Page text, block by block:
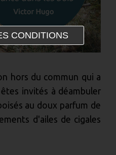
CONDITIONS
hors du commun qui a
invités à déambuler
au doux parfum de
d'ailes de cigales